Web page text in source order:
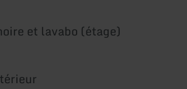
et lavabo (étage)